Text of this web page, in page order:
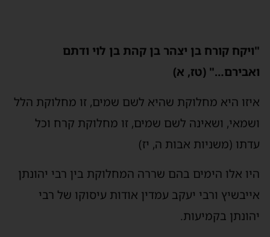
"ויקח קורח בן יצהר בן קהת בן לוי ודתם
ואבירם…" (טז, א)
איזו היא מחלוקת שהיא לשם שמים, זו מחלוקת הלל
ושמאי, ושאינה לשם שמים, זו מחלוקת קרח וכל
עדתו (משניות אבות ה, יז)
היו אלו הימים בהם שררה המחלוקת בין רבי יהונתן
אייבשיץ ורבי יעקב עמדין אודות עיסוקו של רבי
יהונתן בקמיעות.